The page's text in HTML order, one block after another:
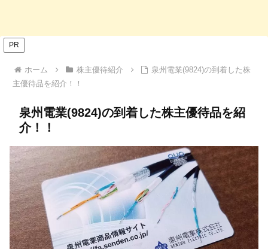
PR
ホーム 株主優待紹介
泉州電業(9824)の到着した株
主優待品を紹介！！
泉州電業(9824)の到着した株主優待品を紹
介！！